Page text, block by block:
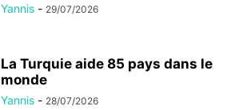
Yannis - 29/07/2026
La Turquie aide 85 pays dans le
monde
Yannis - 28/07/2026